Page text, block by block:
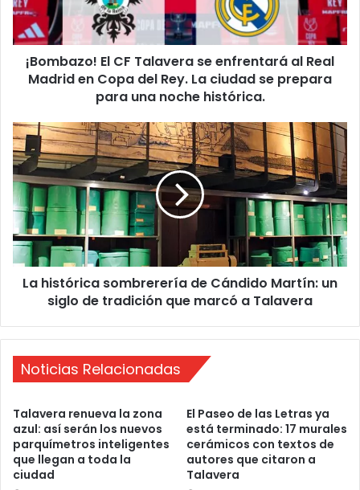
z
!
T
a
l
a
v
e
r
a
s
f
n
a
r
á
a
l
¡Bombazo! El CF Talavera se enfrentará al Real
Madrid en Copa del Rey. La ciudad se prepara
para una noche histórica.
L
a
h
i
s
t
ó
r
i
r
r
e
r
í
La histórica sombrerería de Cándido Martín: un
siglo de tradición que marcó a Talavera
Noticias Relacionadas
Talavera renueva la zona
azul: así serán los nuevos
parquímetros inteligentes
que llegan a toda la
ciudad
El Paseo de las Letras ya
está terminado: 17 murales
cerámicos con textos de
autores que citaron a
Talavera